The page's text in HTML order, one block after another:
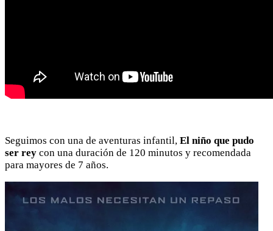
Seguimos con una de aventuras infantil, El niño que pudo
ser rey con una duración de 120 minutos y recomendada
para mayores de 7 años.